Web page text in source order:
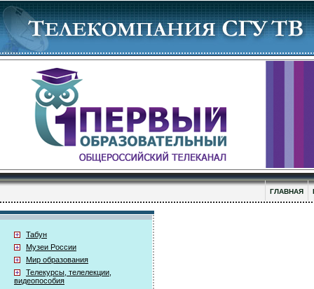
ГЛАВНАЯ
Табун
Музеи России
Мир образования
Телекурсы, телелекции,
видеопособия